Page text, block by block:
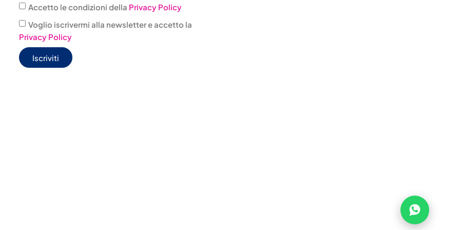
Accetto le condizioni della Privacy Policy
Voglio iscrivermi alla newsletter e accetto la
Privacy Policy
Iscriviti